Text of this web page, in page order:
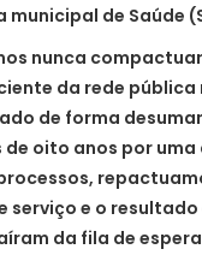
de Saúde
nunca
da rede pública
de forma
oito anos por uma
serviço e o resultado
da fila de